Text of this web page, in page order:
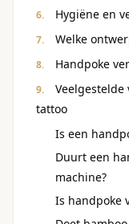
Hygiëne en
Welke
Handpoke
tattoo
Is een
Duurt een
machine?
Is handpoke